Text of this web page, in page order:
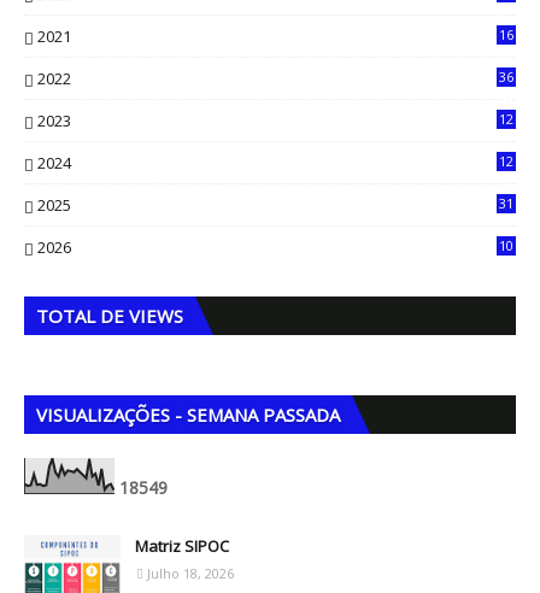
2021
16
2022
36
2023
12
2024
12
2025
31
2026
10
TOTAL DE VIEWS
VISUALIZAÇÕES - SEMANA PASSADA
18549
Matriz SIPOC
Julho 18, 2026